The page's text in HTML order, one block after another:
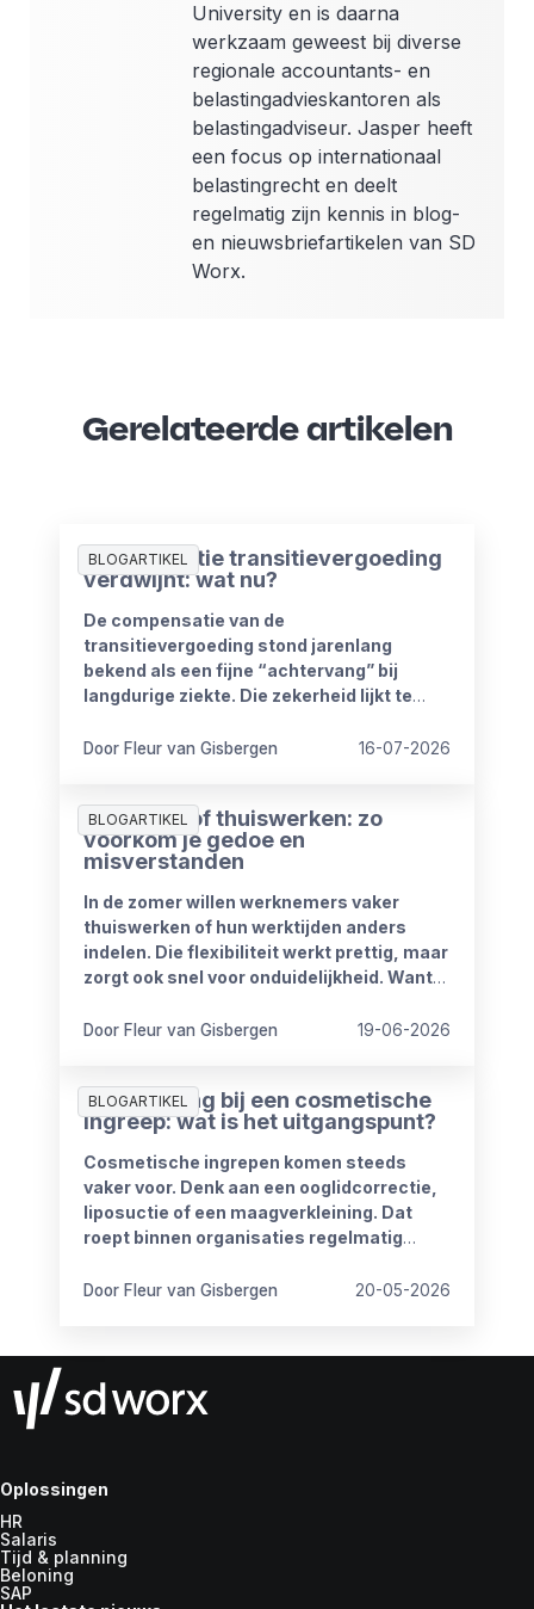
University en is daarna
werkzaam geweest bij diverse
regionale accountants- en
belastingadvieskantoren als
belastingadviseur. Jasper heeft
een focus op internationaal
belastingrecht en deelt
regelmatig zijn kennis in blog-
en nieuwsbriefartikelen van SD
Worx.
Gerelateerde artikelen
BLOGARTIKEL
Compensatie transitievergoeding
verdwijnt: wat nu?
De compensatie van de
transitievergoeding stond jarenlang
bekend als een fijne “achtervang” bij
langdurige ziekte. Die zekerheid lijkt te
kabinet heeft plannen om de
Door Fleur van Gisbergen 16-07-2026
BLOGARTIKEL
Zomerproof thuiswerken: zo
voorkom je gedoe en
misverstanden
In de zomer willen werknemers vaker
thuiswerken of hun werktijden anders
indelen. Die flexibiliteit werkt prettig, maar
zorgt ook snel voor onduidelijkheid. Want
iemand bereikbaar? En hoe blijft het werk
Door Fleur van Gisbergen 19-06-2026
BLOGARTIKEL
Ziekmelding bij een cosmetische
ingreep: wat is het uitgangspunt?
Cosmetische ingrepen komen steeds
vaker voor. Denk aan een ooglidcorrectie,
liposuctie of een maagverkleining. Dat
roept binnen organisaties regelmatig
Door Fleur van Gisbergen 20-05-2026
Oplossingen
HR
Salaris
Tijd & planning
Beloning
SAP